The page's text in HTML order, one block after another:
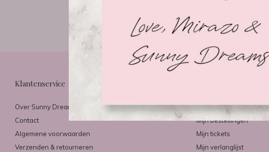
Klantenservice
Over Sunny Dreams & Mirazo
Contact
Algemene voorwaarden
Verzenden & retourneren
Registreren
Mijn bestellingen
Mijn tickets
Mijn verlanglijst